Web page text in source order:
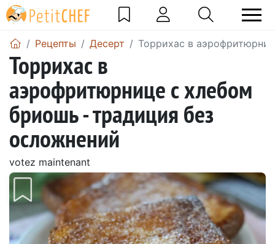
Pецепты Десерт Торрихас в
Торрихас в
аэрофритюрнице с хлебом
бриошь - традиция без
осложнений
votez maintenant